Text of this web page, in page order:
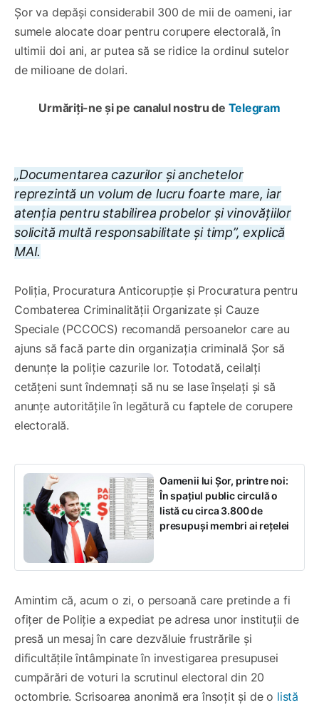
Șor va depăși considerabil 300 de mii de oameni, iar
sumele alocate doar pentru corupere electorală, în
ultimii doi ani, ar putea să se ridice la ordinul sutelor
de milioane de dolari.
Urmăriți-ne și pe canalul nostru de Telegram
„Documentarea cazurilor și anchetelor
reprezintă un volum de lucru foarte mare, iar
atenția pentru stabilirea probelor și vinovățiilor
solicită multă responsabilitate și timp”, explică
MAI.
Poliția, Procuratura Anticorupție și Procuratura pentru
Combaterea Criminalității Organizate și Cauze
Speciale (PCCOCS) recomandă persoanelor care au
ajuns să facă parte din organizația criminală Șor să
denunțe la poliție cazurile lor. Totodată, ceilalți
cetățeni sunt îndemnați să nu se lase înșelați și să
anunțe autoritățile în legătură cu faptele de corupere
electorală.
Oamenii lui Șor, printre noi:
În spațiul public circulă o
listă cu circa 3.800 de
presupuși membri ai rețelei
Amintim că, acum o zi, o persoană care pretinde a fi
ofițer de Poliție a expediat pe adresa unor instituții de
presă un mesaj în care dezvăluie frustrările și
dificultățile întâmpinate în investigarea presupusei
cumpărări de voturi la scrutinul electoral din 20
octombrie. Scrisoarea anonimă era însoțit și de o listă